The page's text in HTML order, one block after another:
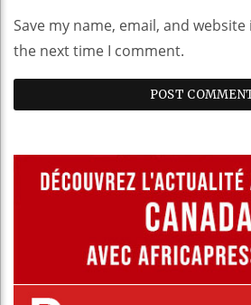
Save my name, email, and
the next time I comment.